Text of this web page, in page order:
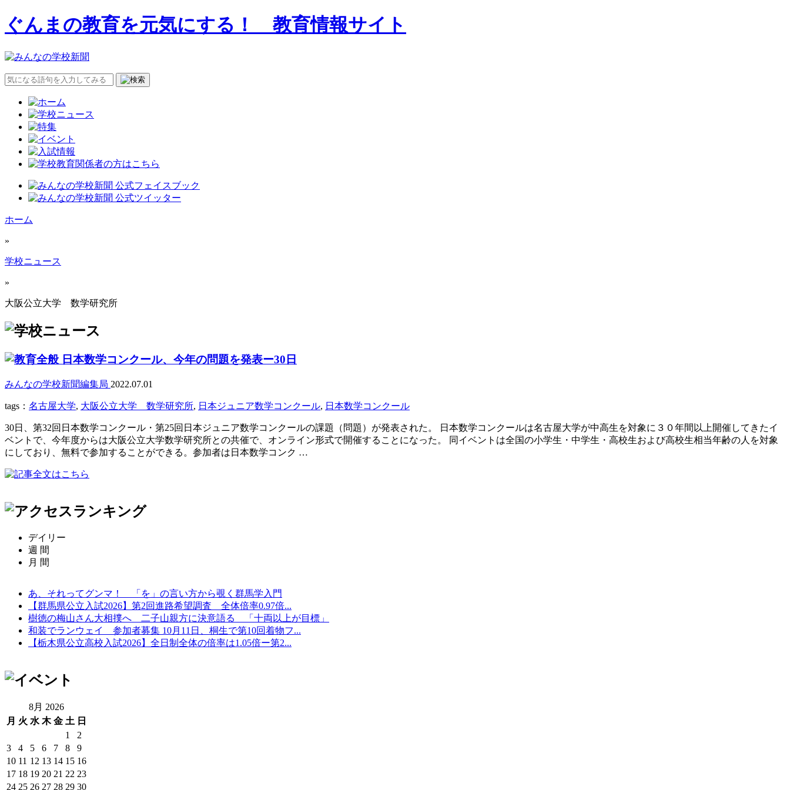
ぐんまの教育を元気にする！ 教育情報サイト
ホーム
»
学校ニュース
»
大阪公立大学 数学研究所
日本数学コンクール、今年の問題を発表ー30日
みんなの学校新聞編集局 2022.07.01
tags： 名古屋大学, 大阪公立大学 数学研究所, 日本ジュニア数学コンクール, 日本数学コンクール
30日、第32回日本数学コンクール・第25回日本ジュニア数学コンクールの課題（問題）が発表された。 日本数学コンクールは名古屋大学が中高生を対象に３０年間以上開催してきたイ
ベントで、今年度からは大阪公立大学数学研究所との共催で、オンライン形式で開催することになった。 同イベントは全国の小学生・中学生・高校生および高校生相当年齢の人を対象
にしており、無料で参加することができる。参加者は日本数学コンク …
デイリー
週 間
月 間
あ、それってグンマ！ 「を」の言い方から覗く群馬学入門
【群馬県公立入試2026】第2回進路希望調査 全体倍率0.97倍...
樹徳の梅山さん大相撲へ 二子山親方に決意語る 「十両以上が目標」
和装でランウェイ 参加者募集 10月11日、桐生で第10回着物フ...
【栃木県公立高校入試2026】全日制全体の倍率は1.05倍ー第2...
あ、それってグンマ！ 「を」の言い方から覗く群馬学入門
樹徳の梅山さん大相撲へ 二子山親方に決意語る 「十両以上が目標」
【群馬県公立入試2026】第2回進路希望調査 全体倍率0.97倍...
【栃木県公立高校入試2026】全日制全体の倍率は1.05倍ー第2...
和装でランウェイ 参加者募集 10月11日、桐生で第10回着物フ...
高木美帆さん、古田敦也さんら招き「球都桐生ウィーク2026」開催...
あ、それってグンマ！ 「を」の言い方から覗く群馬学入門
樹徳の梅山さん大相撲へ 二子山親方に決意語る 「十両以上が目標」
【群馬県公立入試2026】第2回進路希望調査 全体倍率0.97倍...
群馬公立高入試、平均点アップ 思考力・読解力重視が鮮明に 受験者...
8月 2026
月 火 水 木 金 土 日
1
2
3
4 5 6 7 8
9
10 11 12 13 14 15 16
17 18 19 20 21 22 23
24 25 26 27 28 29 30